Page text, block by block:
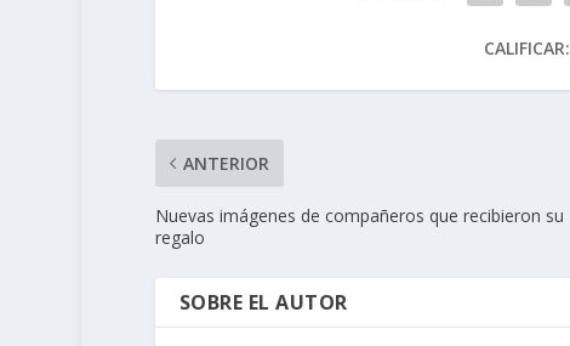
CALIFICAR:
ANTERIOR
Nuevas imágenes de compañeros que recibieron su
regalo
SOBRE EL AUTOR